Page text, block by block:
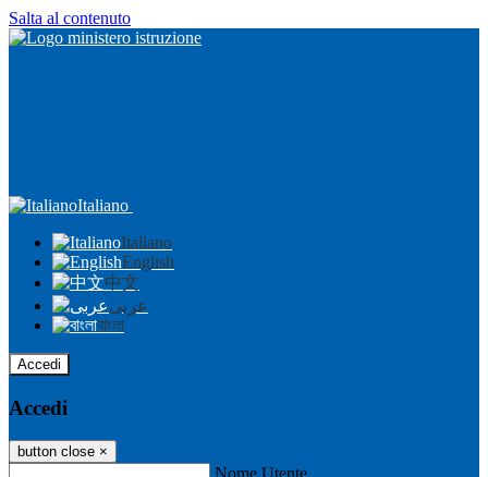
Salta al contenuto
Italiano
Italiano
English
中文
عربى
বাংলা
Accedi
Accedi
button close ×